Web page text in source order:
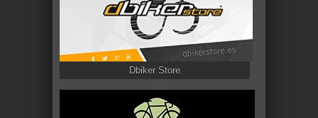
Dbiker Store